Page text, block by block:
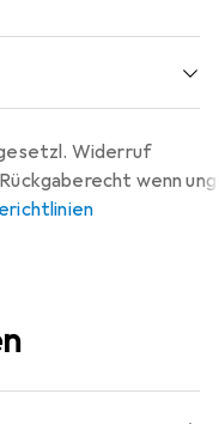
Widerruf
wenn